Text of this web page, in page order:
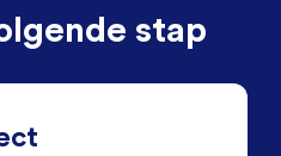
stap